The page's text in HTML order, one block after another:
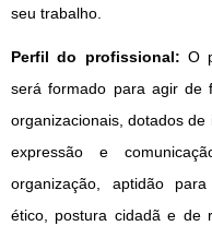
seu trabalho.
Perfil do profissional: O
será formado para agir de
organizacionais, dotados
expressão e
organização, aptidão
ético, postura cidadã e de